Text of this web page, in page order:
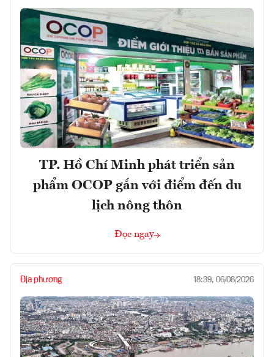
TP. Hồ Chí Minh phát triển sản
phẩm OCOP gắn với điểm đến du
lịch nông thôn
Đọc ngay
Địa phương 18:39, 06/08/2026